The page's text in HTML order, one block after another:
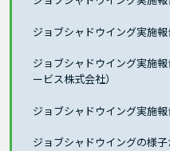
ジョブシャドウイング実施報
ジョブシャドウイング実施
ービス株式会社）
ジョブシャドウイング実施報
ジョブシャドウイングの様